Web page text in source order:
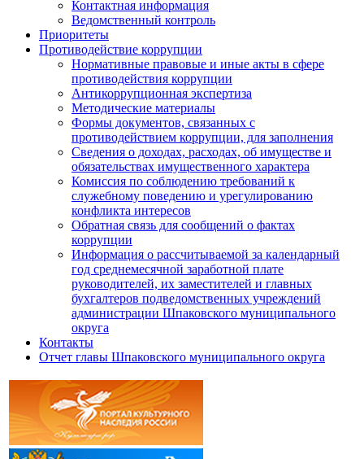
Контактная информация
Ведомственный контроль
Приоритеты
Противодействие коррупции
Нормативные правовые и иные акты в сфере
противодействия коррупции
Антикоррупционная экспертиза
Методические материалы
Формы документов, связанных с
противодействием коррупции, для заполнения
Сведения о доходах, расходах, об имуществе и
обязательствах имущественного характера
Комиссия по соблюдению требований к
служебному поведению и урегулированию
конфликта интересов
Обратная связь для сообщений о фактах
коррупции
Информация о рассчитываемой за календарный
год среднемесячной заработной плате
руководителей, их заместителей и главных
бухгалтеров подведомственных учреждений
администрации Шпаковского муниципального
округа
Контакты
Отчет главы Шпаковского муниципального округа